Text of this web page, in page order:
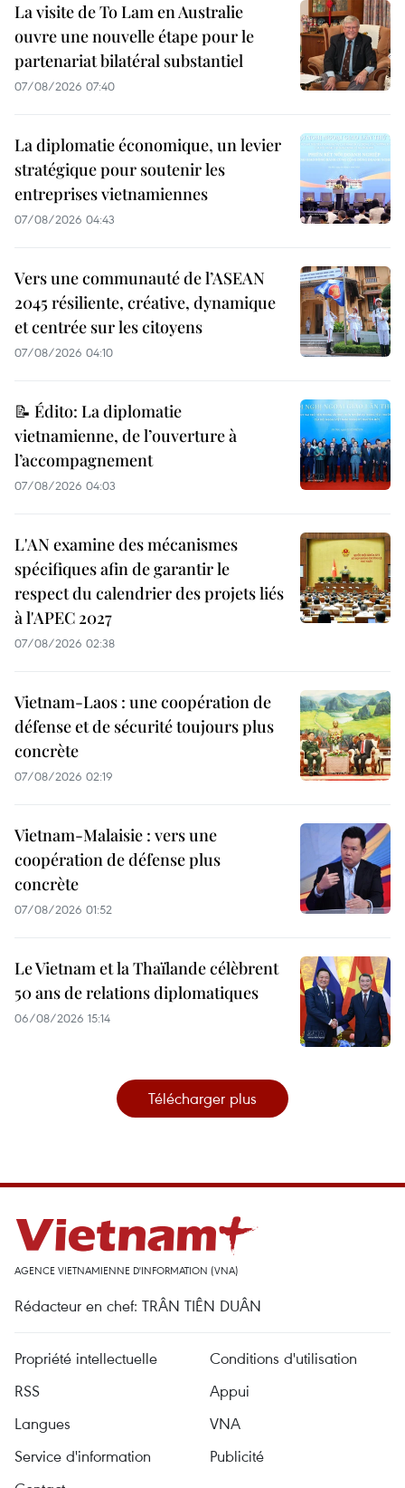
La visite de To Lam en Australie
ouvre une nouvelle étape pour le
partenariat bilatéral substantiel
07/08/2026 07:40
La diplomatie économique, un levier
stratégique pour soutenir les
entreprises vietnamiennes
07/08/2026 04:43
Vers une communauté de l’ASEAN
2045 résiliente, créative, dynamique
et centrée sur les citoyens
07/08/2026 04:10
📝 Édito: La diplomatie
vietnamienne, de l’ouverture à
l’accompagnement
07/08/2026 04:03
L'AN examine des mécanismes
spécifiques afin de garantir le
respect du calendrier des projets liés
à l'APEC 2027
07/08/2026 02:38
Vietnam-Laos : une coopération de
défense et de sécurité toujours plus
concrète
07/08/2026 02:19
Vietnam-Malaisie : vers une
coopération de défense plus
concrète
07/08/2026 01:52
Le Vietnam et la Thaïlande célèbrent
50 ans de relations diplomatiques
06/08/2026 15:14
Télécharger plus
AGENCE VIETNAMIENNE D'INFORMATION (VNA)
Rédacteur en chef: TRÂN TIÊN DUÂN
Propriété intellectuelle
Conditions d'utilisation
RSS
Appui
Langues
VNA
Service d'information
Publicité